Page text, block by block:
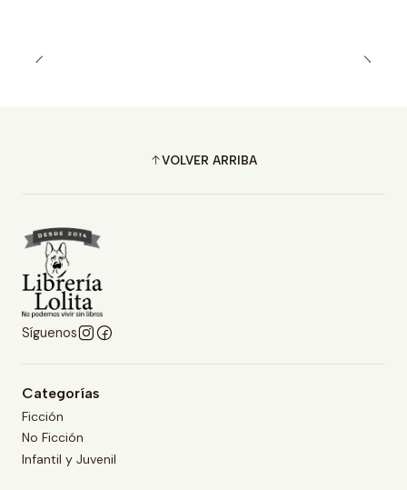
VOLVER ARRIBA
Síguenos
Categorías
Ficción
No Ficción
Infantil y Juvenil